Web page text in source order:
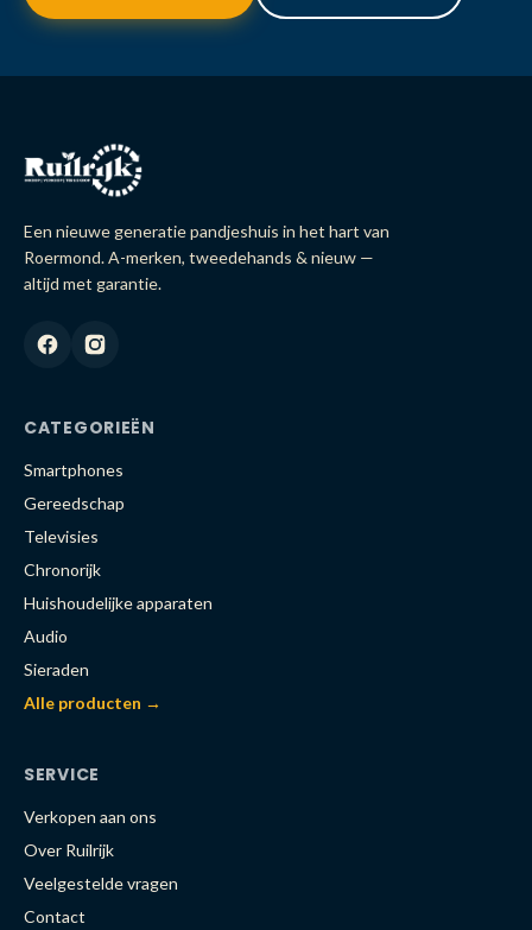
Een nieuwe generatie pandjeshuis in het hart van
Roermond. A-merken, tweedehands & nieuw —
altijd met garantie.
CATEGORIEËN
Smartphones
Gereedschap
Televisies
Chronorijk
Huishoudelijke apparaten
Audio
Sieraden
Alle producten →
SERVICE
Verkopen aan ons
Over Ruilrijk
Veelgestelde vragen
Contact